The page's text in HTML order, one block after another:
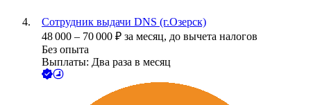
Сотрудник выдачи DNS (г.Озерск)
48 000 – 70 000 ₽ за месяц, до вычета налогов
Без опыта
Выплаты: Два раза в месяц